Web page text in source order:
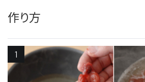
作り方